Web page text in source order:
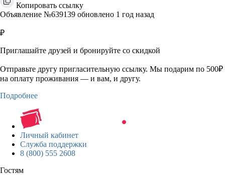
Копировать ссылку
Объявление №639139 обновлено 1 год назад
₽
Приглашайте друзей и бронируйте со скидкой
Отправьте другу пригласительную ссылку. Мы подарим по 500₽
на оплату проживания — и вам, и другу.
Подробнее
Личный кабинет
Служба поддержки
8 (800) 555 2608
Гостям